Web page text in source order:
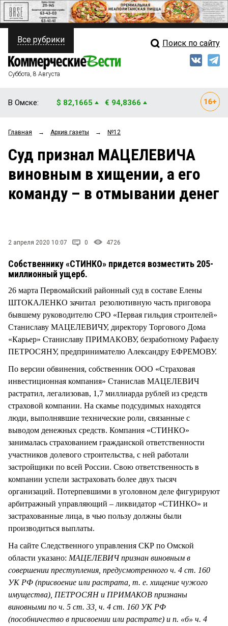
ПОЛИТИКА
ФИНАНСЫ
ОБЩЕСТВО
ЗАКОН
Свежий выпуск
Рейтинги
Блоги
Архив
Все рубрики Поиск по сайту
Суббота, 8 Августа
В Омске: $ 82,1665 € 94,8366
Главная → Архив газеты → №12
Суд признал МАЦЕЛЕВИЧА
виновным в хищении, а его
команду – в отмывании денег
2 апреля 2020 10:07 0 4726
Собственнику «СТИНКО» придется возместить 205-
миллионный ущерб.
26 марта Первомайский районный суд в составе Елены
ШТОКАЛЕНКО зачитал резолютивную часть приговора
бывшему руководителю СРО «Первая гильдия строителей»
Станиславу МАЦЕЛЕВИЧУ, директору Торгового Дома
«Карьер» Станиславу ПРИМАКОВУ, безработному Рафаелу
ПЕТРОСЯНУ, предпринимателю Александру ЕФРЕМОВУ.
По версии обвинения, собственник ООО «Страховая
инвестиционная компания» Станислав МАЦЕЛЕВИЧ
растратил, легализовав, 1,7 миллиарда рублей из средств
страховой компании. На скамье подсудимых находятся
люди, выполнявшие технические роли, связанные с
выводом денежных средств. Компания «СТИНКО»
занималась страхованием гражданской ответственности
участников долевого строительства, с ней работали
застройщики по всей России. Свою ответственность в
компании успели застраховать более двух тысяч
организаций. Потерпевшими в уголовном деле фигурируют
арбитражный управляющий – ликвидатор «СТИНКО» и
застрахованные лица, в чью пользу должны были
производиться выплаты.
На сайте Следственного управления СКР по Омской
области указано: МАЦЕЛЕВИЧ признан виновным в
совершении преступления, предусмотренного ч. 4 ст. 160
УК РФ (присвоение или растрата, т. е. хищение чужого
имущества), ПЕТРОСЯН и ПРИМАКОВ признаны
виновными по ч. 5 ст. 33, ч. 4 ст. 160 УК РФ
(пособничество в присвоении или растрате) и п. «б» ч. 4